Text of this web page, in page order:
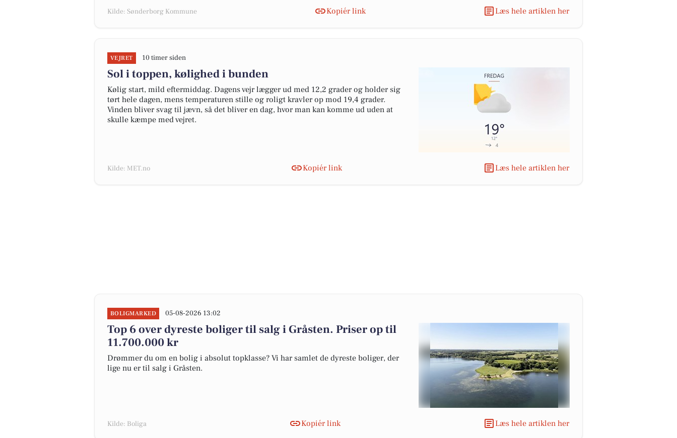
Kilde: Sønderborg Kommune Kopiér link Læs hele artiklen her
VEJRET 10 timer siden
Sol i toppen, kølighed i bunden
Kølig start, mild eftermiddag. Dagens vejr lægger ud med 12,2 grader og holder sig
tørt hele dagen, mens temperaturen stille og roligt kravler op mod 19,4 grader.
Vinden bliver svag til jævn, så det bliver en dag, hvor man kan komme ud uden at
skulle kæmpe med vejret.
Kilde: MET.no Kopiér link Læs hele artiklen her
BOLIGMARKED 05-08-2026 13:02
Top 6 over dyreste boliger til salg i Gråsten. Priser op til
11.700.000 kr
Drømmer du om en bolig i absolut topklasse? Vi har samlet de dyreste boliger, der
lige nu er til salg i Gråsten.
Kilde: Boliga Kopiér link Læs hele artiklen her